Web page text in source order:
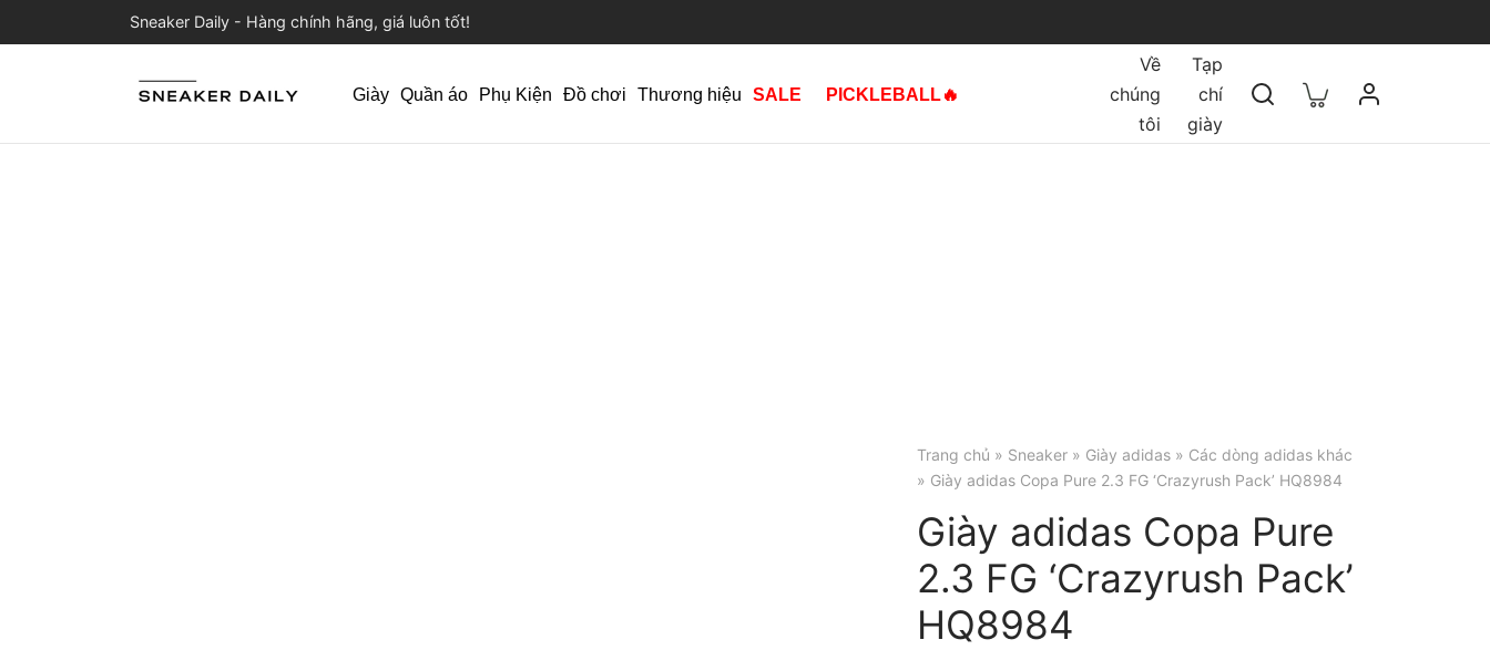
Sneaker Daily - Hàng chính hãng, giá luôn tốt!
Giày Quần áo Phụ Kiện Đồ chơi Thương hiệu SALE PICKLEBALL🔥
Về
chúng
tôi
Tạp
chí
giày
Trang chủ » Sneaker » Giày adidas » Các dòng adidas khác
» Giày adidas Copa Pure 2.3 FG ‘Crazyrush Pack’ HQ8984
Giày adidas Copa Pure
2.3 FG ‘Crazyrush Pack’
HQ8984